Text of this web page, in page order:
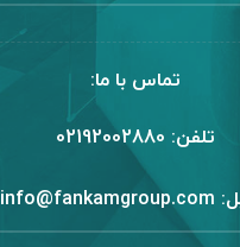
تماس با ما:
تلفن: 02192002880
info@fankamgroup.com